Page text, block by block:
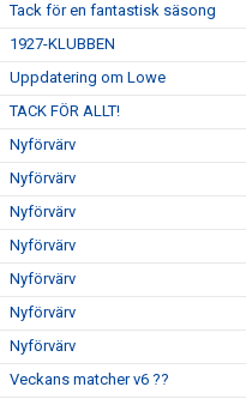
Tack för en fantastisk säsong
1927-KLUBBEN
Uppdatering om Lowe
TACK FÖR ALLT!
Nyförvärv
Nyförvärv
Nyförvärv
Nyförvärv
Nyförvärv
Nyförvärv
Nyförvärv
Veckans matcher v6 ??